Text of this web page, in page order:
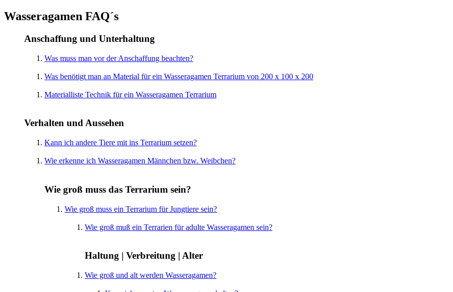
Wasseragamen FAQ´s
Anschaffung und Unterhaltung
Was muss man vor der Anschaffung beachten?
Was benötigt man an Material für ein Wasseragamen Terrarium von 200 x 100 x 200
Materialliste Technik für ein Wasseragamen Terrarium
Verhalten und Aussehen
Kann ich andere Tiere mit ins Terrarium setzen?
Wie erkenne ich Wasseragamen Männchen bzw. Weibchen?
Wie groß muss das Terrarium sein?
Wie groß muss ein Terrarium für Jungtiere sein?
Wie groß muß ein Terrarien für adulte Wasseragamen sein?
Haltung | Verbreitung | Alter
Wie groß und alt werden Wasseragamen?